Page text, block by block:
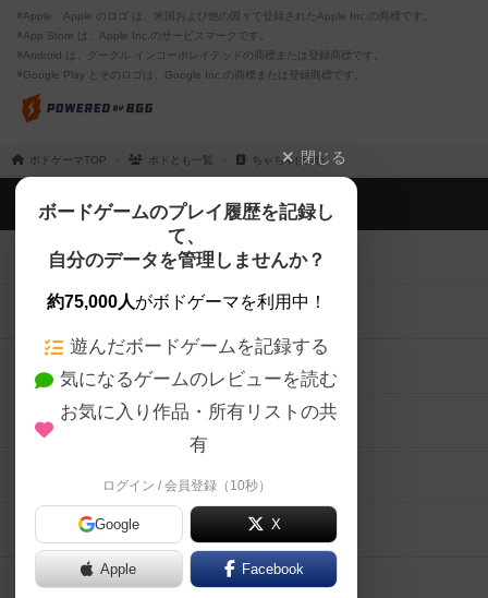
※Apple、Apple のロゴ は、米国および他の国々で登録されたApple Inc.の商標です。
※App Store は、Apple Inc.のサービスマークです。
※Android は、グーグル インコーポレイテッドの商標または登録商標です。
※Google Play とそのロゴは、Google Inc.の商標または登録商標です。
ボドゲーマTOP ボドとも一覧 ちゃちゃ(勇者)閉じる
ボードゲームのプレイ履歴を記録し
て、
自分のデータを管理しませんか？
約75,000人がボドゲーマを利用中！
遊んだボードゲームを記録する
気になるゲームのレビューを読む
お気に入り作品・所有リストの共
有
ログイン / 会員登録（10秒）
Google X
Apple Facebook
ボドゲーマTOP
ボードゲームを検索する
ボードゲームの新着レビュー
ボードゲーム会情報
メカニクス特集
掲示板・トピックス
ボドとも・会員一覧
ボードゲーム業界コラム